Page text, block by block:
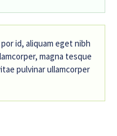
id, aliquam eget nibh
magna tesque
pulvinar ullamcorper